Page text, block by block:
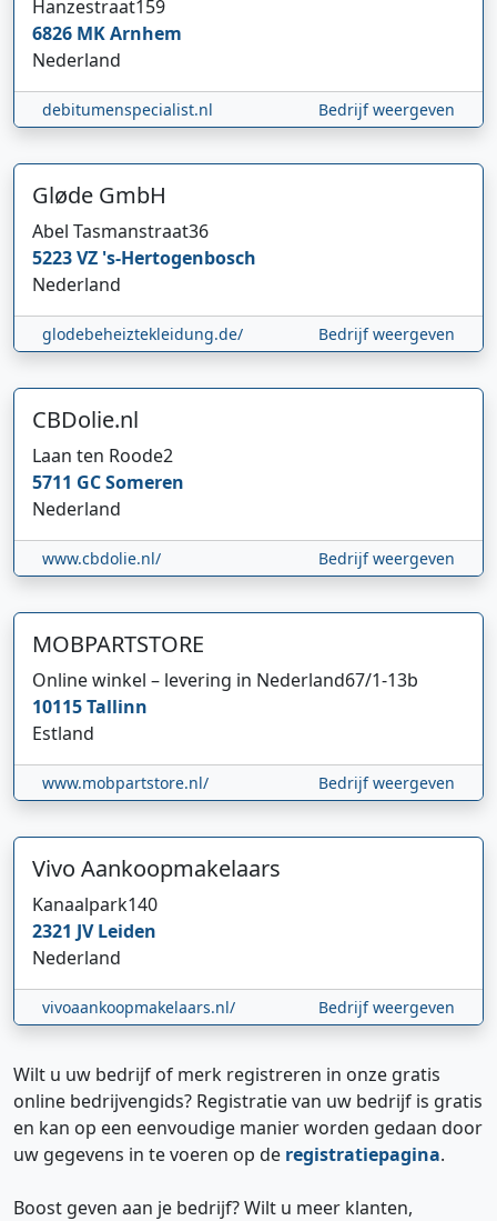
Hanzestraat159
6826 MKArnhem
Nederland
debitumenspecialist.nl Bedrijf weergeven
Gløde GmbH
Abel Tasmanstraat36
5223 VZ 's-Hertogenbosch
Nederland
glodebeheiztekleidung.de/ Bedrijf weergeven
CBDolie.nl
Laan ten Roode2
5711 GCSomeren
Nederland
www.cbdolie.nl/ Bedrijf weergeven
MOBPARTSTORE
Online winkel – levering in Nederland67/1-13b
10115Tallinn
Estland
www.mobpartstore.nl/ Bedrijf weergeven
Vivo Aankoopmakelaars
Kanaalpark140
2321 JVLeiden
Nederland
vivoaankoopmakelaars.nl/ Bedrijf weergeven
Wilt u uw bedrijf of merk registreren in onze gratis
online bedrijvengids? Registratie van uw bedrijf is gratis
en kan op een eenvoudige manier worden gedaan door
uw gegevens in te voeren op de registratiepagina.
Boost geven aan je bedrijf? Wilt u meer klanten,